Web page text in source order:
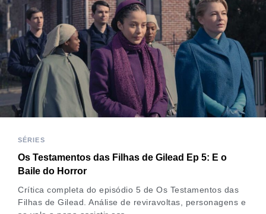
SÉRIES
Os Testamentos das Filhas de Gilead Ep 5: E o
Baile do Horror
Crítica completa do episódio 5 de Os Testamentos das
Filhas de Gilead. Análise de reviravoltas, personagens e